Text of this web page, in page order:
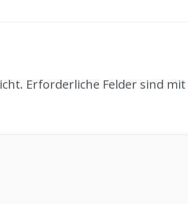
Erforderliche Felder sind mit